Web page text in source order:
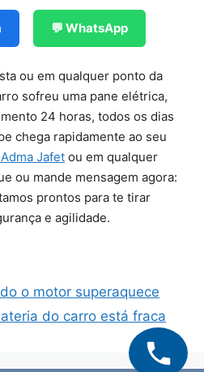
💬 WhatsApp
ou em qualquer ponto da
sofreu uma pane elétrica,
24 horas, todos os dias
chega rapidamente ao seu
Jafet ou em qualquer
ou mande mensagem agora:
prontos para te tirar
e agilidade.
o motor superaquece
do carro está fraca